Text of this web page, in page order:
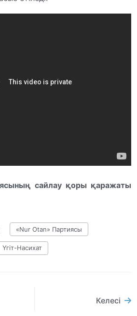
сайлау қоры қаражаты
«Nur Otan» Партиясы
Үгіт-Насихат
Келесі